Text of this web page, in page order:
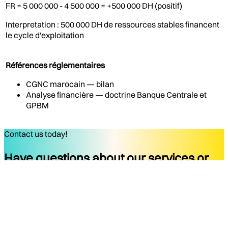
FR = 5 000 000 - 4 500 000 = +500 000 DH (positif)
Interpretation : 500 000 DH de ressources stables financent
le cycle d'exploitation
Références réglementaires
CGNC marocain — bilan
Analyse financière — doctrine Banque Centrale et
GPBM
Contact us today!
Have questions about our services or